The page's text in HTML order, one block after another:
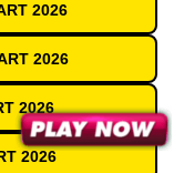
2026
2026
2026
2026